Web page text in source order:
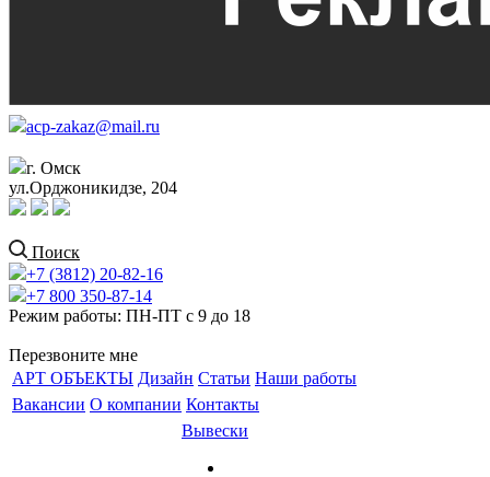
acp-zakaz@mail.ru
г. Омск
ул.Орджоникидзе, 204
Поиск
+7 (3812) 20-82-16
+7 800 350-87-14
Режим работы: ПН-ПТ с 9 до 18
Перезвоните мне
АРТ ОБЪЕКТЫ Дизайн Статьи Наши работы
Вакансии О компании Контакты
Вывески